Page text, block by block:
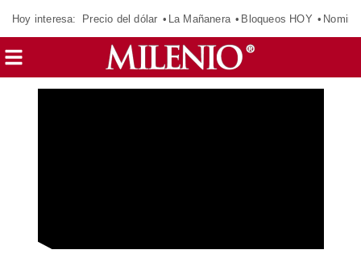
Hoy interesa: Precio del dólar La Mañanera Bloqueos HOY